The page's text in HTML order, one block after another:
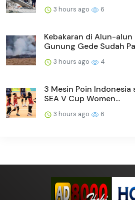
3 hours ago 6
Kebakaran di Alun-alun
Gunung Gede Sudah
3 hours ago 4
3 Mesin Poin Indonesia
SEA V Cup Women...
3 hours ago 6